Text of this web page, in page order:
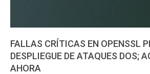
FALLAS CRÍTICAS EN OPENSSL
DESPLIEGUE DE ATAQUES DOS;
AHORA